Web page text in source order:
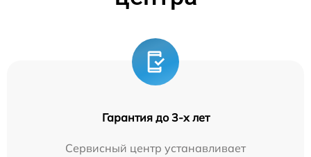
Гарантия до 3-х лет
Сервисный центр устанавливает